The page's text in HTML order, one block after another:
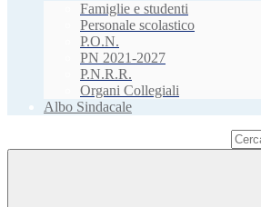
Famiglie e studenti
Personale scolastico
P.O.N.
PN 2021-2027
P.N.R.R.
Organi Collegiali
Albo Sindacale